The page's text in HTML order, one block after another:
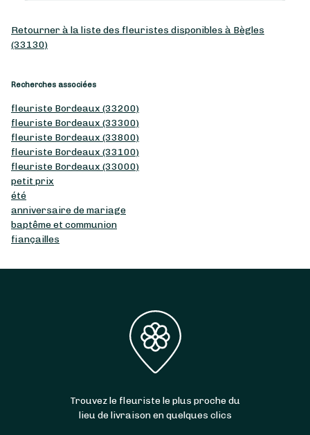
Retourner à la liste des fleuristes disponibles à Bègles
(33130)
Recherches associées
fleuriste Bordeaux (33200)
fleuriste Bordeaux (33300)
fleuriste Bordeaux (33800)
fleuriste Bordeaux (33100)
fleuriste Bordeaux (33000)
petit prix
été
anniversaire de mariage
baptême et communion
fiançailles
Trouvez le fleuriste le plus proche du
lieu de livraison en quelques clics